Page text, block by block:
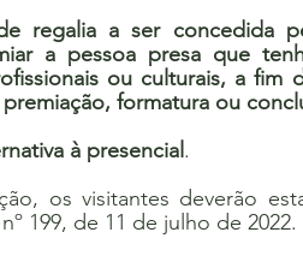
regalia a ser concedida
a pessoa presa que
ou culturais, a fim
formatura ou
à presencial .
os visitantes deverão
199, de 11 de julho de 2022.